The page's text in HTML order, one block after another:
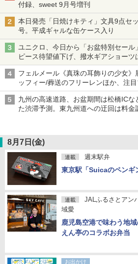
付録、sweet 9月号増刊
本日発売「日焼けキティ」文具9点セ
号。平成ギャルな缶ケース入り
ユニクロ、今日から「お盆特別セール
ピース待望値下げ、撥水ギアショーツ
フェルメール《真珠の耳飾りの少女》
ッフィー/葬送のフリーレンほか、注
九州の高速道路、お盆期間は松橋ICな
た渋滞予測。東九州道への迂回は料金
8月7日(金)
連載 週末駅弁
東京駅「Suicaのペンギ
連載
JALふるさとアン
域愛
鹿児島空港で味わう地
えん亭のコラボお弁当
お出かけ